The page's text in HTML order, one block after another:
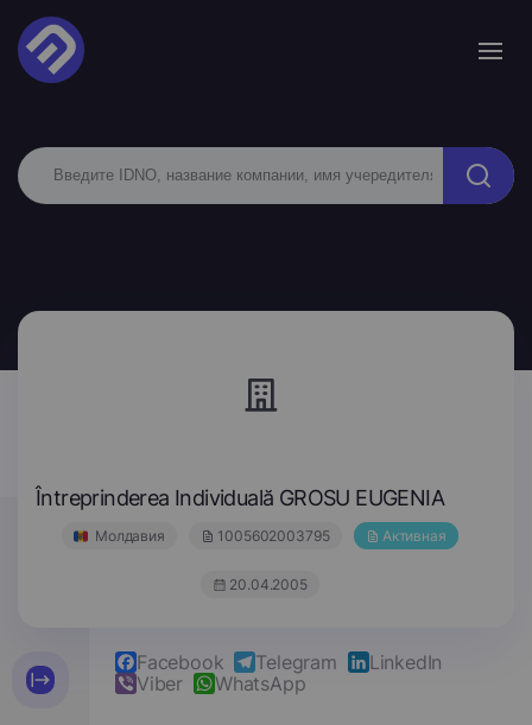
Întreprinderea Individuală GROSU EUGENIA
Молдавия 1005602003795 Активная
20.04.2005
Facebook Telegram
LinkedIn
Viber
WhatsApp